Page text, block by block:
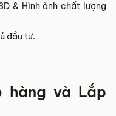
& Hình ảnh chất lượng
đầu tư.
hàng và Lắp